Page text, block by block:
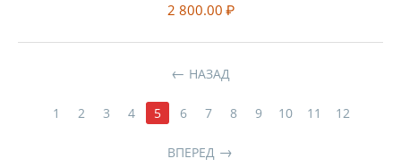
2 800.00 ₽
НАЗАД
1 2 3 4 5 6 7 8 9 10 11 12
ВПЕРЕД